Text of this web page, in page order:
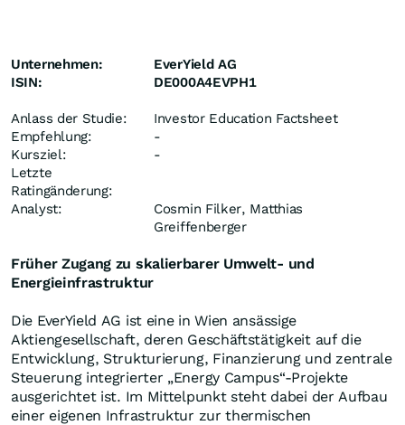
Unternehmen:
EverYield AG
ISIN:
DE000A4EVPH1
Anlass der Studie:
Investor Education Factsheet
Empfehlung:
-
Kursziel:
-
Letzte
Ratingänderung:
Analyst:
Cosmin Filker, Matthias
Greiffenberger
Früher Zugang zu skalierbarer Umwelt- und
Energieinfrastruktur
Die EverYield AG ist eine in Wien ansässige
Aktiengesellschaft, deren Geschäftstätigkeit auf die
Entwicklung, Strukturierung, Finanzierung und zentrale
Steuerung integrierter „Energy Campus“-Projekte
ausgerichtet ist. Im Mittelpunkt steht dabei der Aufbau
einer eigenen Infrastruktur zur thermischen